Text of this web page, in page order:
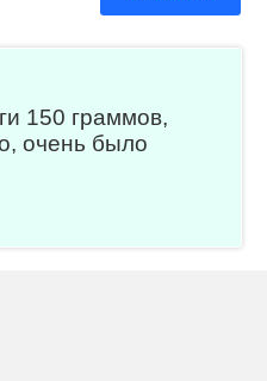
150 граммов,
очень было